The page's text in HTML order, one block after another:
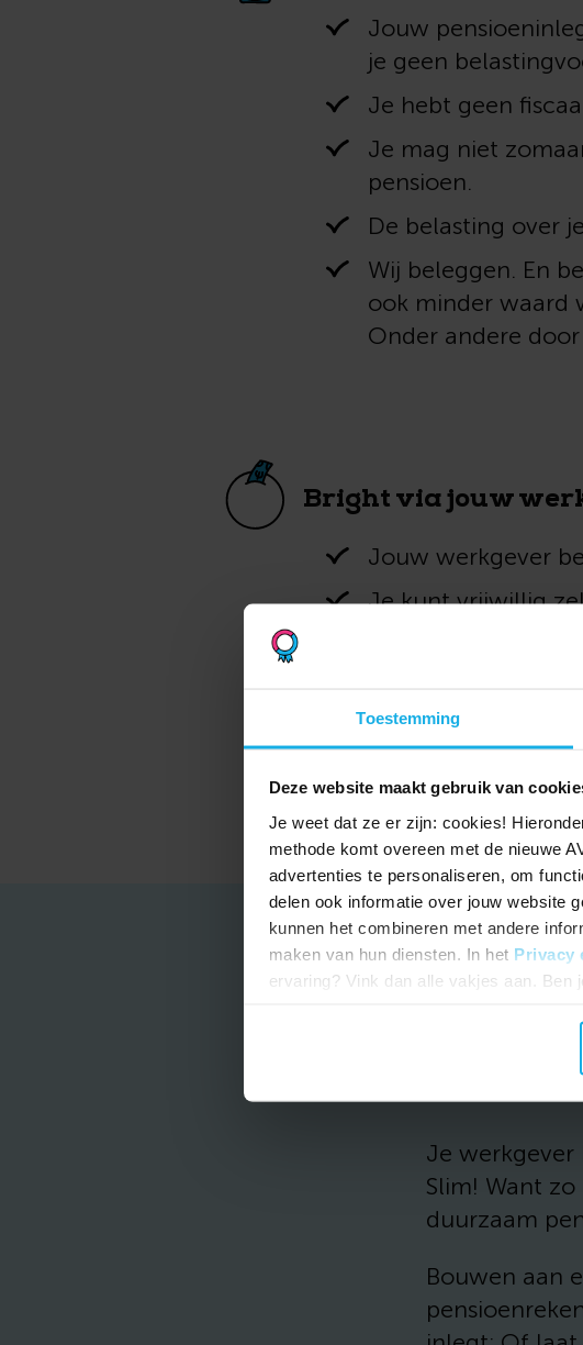
Toestemming
Deze website maakt gebruik van
Je weet dat ze er zijn: cookies!
methode komt overeen met de nieuwe
advertenties te personaliseren, om
delen ook informatie over jouw website
kunnen het combineren met andere
maken van hun diensten. In het Privacy
ervaring? Vink dan alle vakjes aan. Ben
Jouw
je geen
Je hebt geen
Je mag niet
pensioen.
De belasting over
Wij beleggen. En
ook minder waard
Onder andere
Bright via jouw
Jouw werkgever
Je kunt vrijwillig
Jouw
Je werkgever
Slim! Want
duurzaam
Bouwen aan